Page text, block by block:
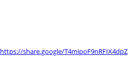
https://share.google/T4mipoF9nRFIX4dpZ